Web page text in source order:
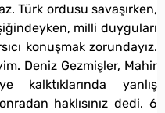
Türk ordusu savaşırken,
milli duyguları
konuşmak zorundayız.
Deniz Gezmişler, Mahir
kalktıklarında yanlış
haklısınız dedi. 6